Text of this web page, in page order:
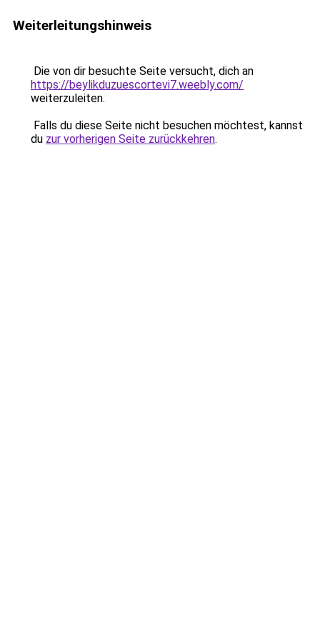
Weiterleitungshinweis
Die von dir besuchte Seite versucht, dich an
https://beylikduzuescortevi7.weebly.com/
weiterzuleiten.
Falls du diese Seite nicht besuchen möchtest, kannst
du zur vorherigen Seite zurückkehren.